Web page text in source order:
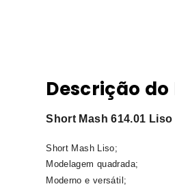
Descrição
Short Mash 614.01 Liso
Short Mash Liso;
Modelagem quadrada;
Moderno e versátil;